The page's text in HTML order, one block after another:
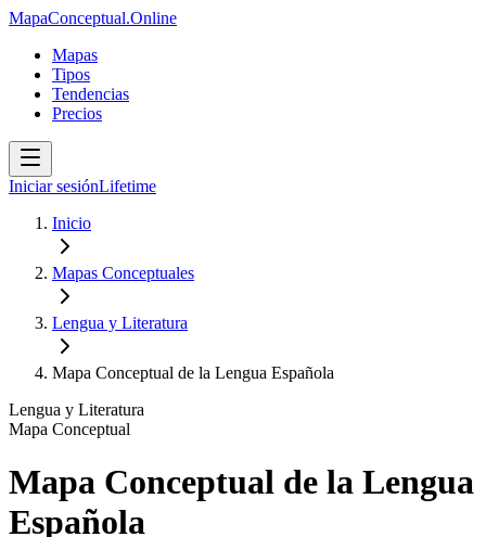
MapaConceptual.Online
Mapas
Tipos
Tendencias
Precios
Iniciar sesiónLifetime
Inicio
Mapas Conceptuales
Lengua y Literatura
Mapa Conceptual de la Lengua Española
Lengua y Literatura
Mapa Conceptual
Mapa Conceptual de la Lengua
Española